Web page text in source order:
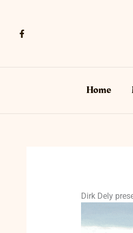
Home
Dirk Dely